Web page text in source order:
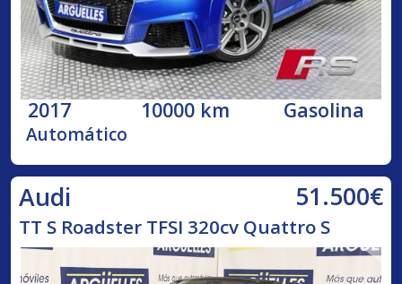
2017 10000 km Gasolina
Automático
Audi 51.500€
TT S Roadster TFSI 320cv Quattro S